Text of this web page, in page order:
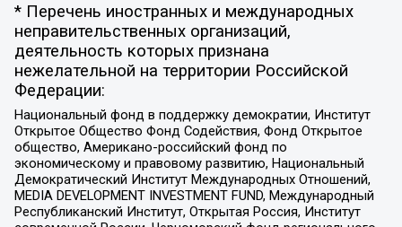
* Перечень иностранных и международных
неправительственных организаций,
деятельность которых признана
нежелательной на территории Российской
Федерации:
Национальный фонд в поддержку демократии, Институт
Открытое Общество Фонд Содействия, Фонд Открытое
общество, Американо-российский фонд по
экономическому и правовому развитию, Национальный
Демократический Институт Международных Отношений,
MEDIA DEVELOPMENT INVESTMENT FUND, Международный
Республиканский Институт, Открытая Россия, Институт